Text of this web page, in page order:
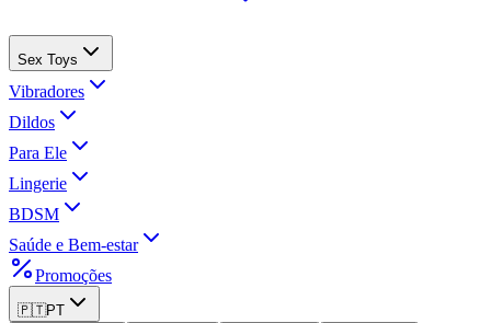
Sex Toys
Vibradores
Dildos
Para Ele
Lingerie
BDSM
Saúde e Bem-estar
Promoções
🇵🇹PT